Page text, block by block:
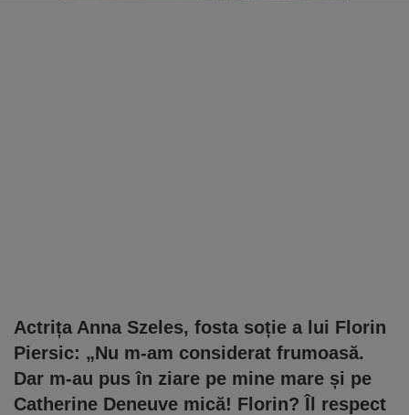
Actrița Anna Szeles, fosta soție a lui Florin
Piersic: „Nu m-am considerat frumoasă.
Dar m-au pus în ziare pe mine mare și pe
Catherine Deneuve mică! Florin? Îl respect